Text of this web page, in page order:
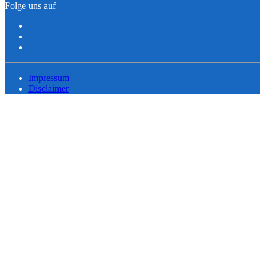
Folge uns auf
Impressum
Disclaimer